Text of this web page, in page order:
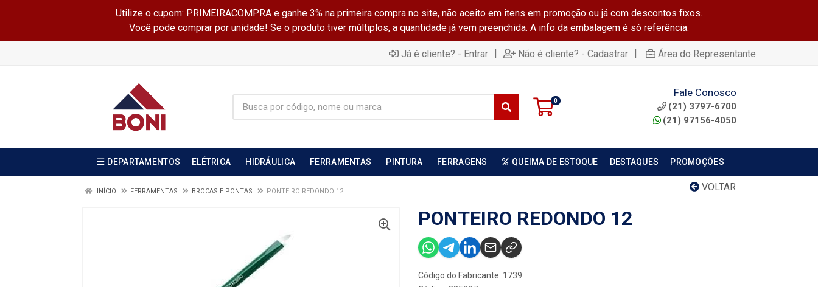
Utilize o cupom: PRIMEIRACOMPRA e ganhe 3% na primeira compra no site, não aceito em itens em promoção ou já com descontos fixos.
Você pode comprar por unidade! Se o produto tiver múltiplos, a quantidade já vem preenchida. A info da embalagem é só referência.
Já é cliente? - Entrar | Não é cliente? - Cadastrar | Área do Representante
0
Fale Conosco
(21) 3797-6700
(21) 97156-4050
DEPARTAMENTOS ELÉTRICA HIDRÁULICA FERRAMENTAS PINTURA FERRAGENS QUEIMA DE ESTOQUE DESTAQUES PROMOÇÕES
VOLTAR
INÍCIO FERRAMENTAS BROCAS E PONTAS PONTEIRO REDONDO 12
PONTEIRO REDONDO 12
Código do Fabricante: 1739